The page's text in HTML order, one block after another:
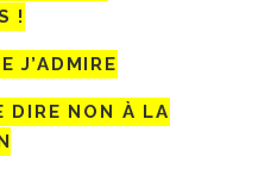
!
J’ADMIRE
DIRE NON À LA